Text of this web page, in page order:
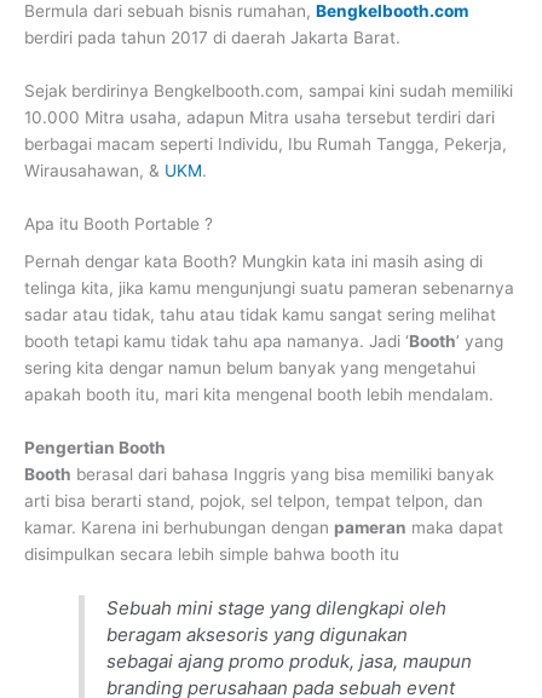
Bermula dari sebuah bisnis rumahan, Bengkelbooth.com
berdiri pada tahun 2017 di daerah Jakarta Barat.
Sejak berdirinya Bengkelbooth.com, sampai kini sudah memiliki
10.000 Mitra usaha, adapun Mitra usaha tersebut terdiri dari
berbagai macam seperti Individu, Ibu Rumah Tangga, Pekerja,
Wirausahawan, & UKM.
Apa itu Booth Portable ?
Pernah dengar kata Booth? Mungkin kata ini masih asing di
telinga kita, jika kamu mengunjungi suatu pameran sebenarnya
sadar atau tidak, tahu atau tidak kamu sangat sering melihat
booth tetapi kamu tidak tahu apa namanya. Jadi ‘Booth’ yang
sering kita dengar namun belum banyak yang mengetahui
apakah booth itu, mari kita mengenal booth lebih mendalam.
Pengertian Booth
Booth berasal dari bahasa Inggris yang bisa memiliki banyak
arti bisa berarti stand, pojok, sel telpon, tempat telpon, dan
kamar. Karena ini berhubungan dengan pameran maka dapat
disimpulkan secara lebih simple bahwa booth itu
Sebuah mini stage yang dilengkapi oleh
beragam aksesoris yang digunakan
sebagai ajang promo produk, jasa, maupun
branding perusahaan pada sebuah event